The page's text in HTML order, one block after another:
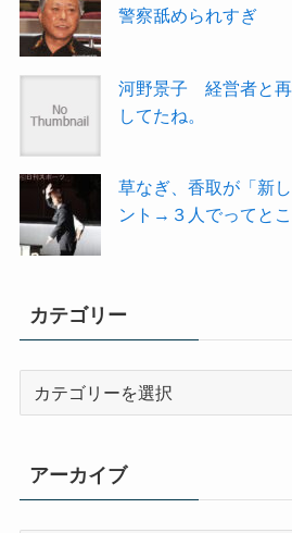
警察舐められすぎ
河野景子 経営者と
してたね。
草なぎ、香取が「新
ント→３人でってとこ
カテゴリー
リ
ー
アーカイブ